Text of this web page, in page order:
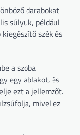
darabokat
súlyuk, például
szék és
a szoba
egy ablakot, és
ezt a jellemzőt.
mivel ez